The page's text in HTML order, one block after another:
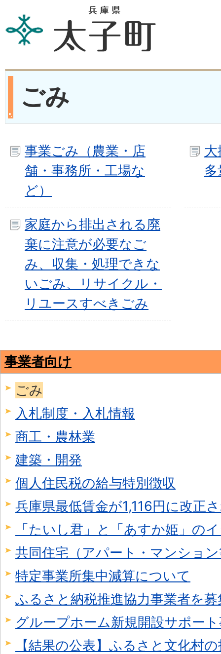
ごみ
事業ごみ（農業・店
舗・事務所・工場な
ど）
家庭から排出される廃
棄に注意が必要なご
み、収集・処理できな
いごみ、リサイクル・
リユースすべきごみ
事業者向け
ごみ
入札制度・入札情報
商工・農林業
建築・開発
個人住民税の給与特別徴収
兵庫県最低賃金が1,116円に改正
「たいし君」と「あすか姫」の
共同住宅（アパート・マンショ
特定事業所集中減算について
ふるさと納税推進協力事業者を
グループホーム新規開設サポー
【結果の公表】ふるさと文化村